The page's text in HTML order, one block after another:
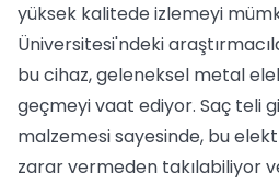
yüksek kalitede izlemeyi
Üniversitesi'ndeki
bu cihaz, geleneksel metal
geçmeyi vaat ediyor. Saç teli
malzemesi sayesinde, bu
zarar vermeden takılabiliyor